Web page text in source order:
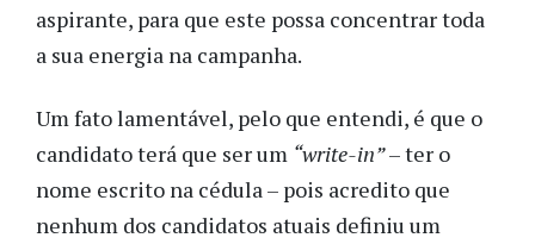
aspirante, para que este possa concentrar toda
a sua energia na campanha.
Um fato lamentável, pelo que entendi, é que o
candidato terá que ser um “write-in”– ter o
nome escrito na cédula – pois acredito que
nenhum dos candidatos atuais definiu um